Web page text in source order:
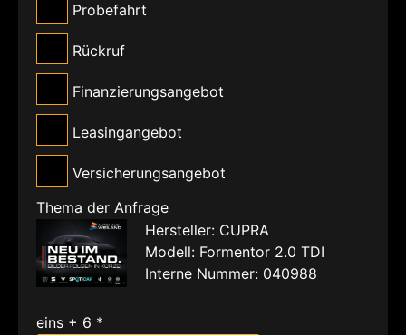
Probefahrt
Rückruf
Finanzierungsangebot
Leasingangebot
Versicherungsangebot
Thema der Anfrage
Hersteller: CUPRA
Modell: Formentor 2.0 TDI
Interne Nummer: 040988
eins + 6 *